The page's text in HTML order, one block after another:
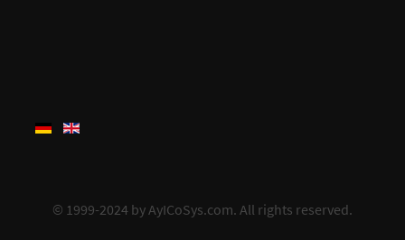
© 1999-2024 by AyICoSys.com. All rights reserved.